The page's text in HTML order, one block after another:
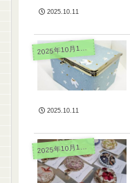
2025.10.11
2
025年10月14日(火)
2025.10.11
2
025年10月14日(火)